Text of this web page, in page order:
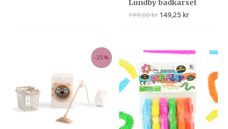
Lundby badkarset
199,00kr Det
199,00 kr.
149,25 krDet
149,25 kr.
-25%